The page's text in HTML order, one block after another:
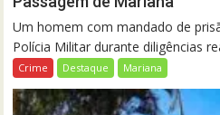
Um homem com mandado de
Polícia Militar durante diligências
Crime Destaque Mariana